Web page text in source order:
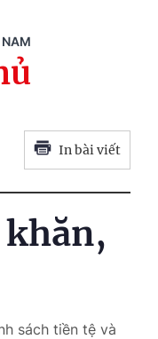
In bài viết
sách tiền tệ và